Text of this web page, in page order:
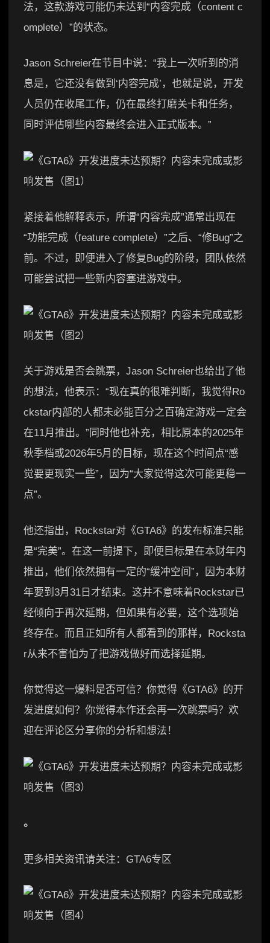
法，这款游戏可能仍未达到“内容完成（content c
omplete）”的状态。
Jason Schreier在节目中说：“我上一次听到的消
息是，它还没有做到‘内容完成’，也就是说，开发
人员仍在收尾工作，仍在最终打磨关卡和任务，
同时评估哪些内容最终会进入正式版本。”
紧接着他解释表示，所谓“内容完成”通常出现在
“功能完成（feature complete）”之后、“修Bug”之
前。不过，即便进入了修复Bug的阶段，团队依然
可能尝试把一些新内容塞进游戏中。
关于游戏是否会跳票，Jason Schreier也给出了他
的想法，他表示：“现在真的很难判断，我觉得Ro
ckstar内部的人都未必能百分之百确定游戏一定会
在11月推出。”同时他也补充，相比原本的2025年
秋季档或2026年5月的目标，现在这个时间点“感
觉要更现实一些”，因为“大家觉得这次可能更稳一
点”。
他还指出，Rockstar对《GTA6》的发布标准只能
是“完美”。在这一前提下，即便目标是在本财年内
推出，他们依然拥有一定的“缓冲空间”，因为本财
年要到3月31日才结束。这并不意味着Rockstar已
经倾向于再次延期，但如果有必要，这个选项始
终存在。而且正如所有人都看到的那样，Rocksta
r从来不害怕为了把游戏做好而选择延期。
你觉得这一爆料是否可信？你觉得《GTA6》的开
发进度如何？你觉得本作还会再一次跳票吗？欢
迎在评论区分享你的分析和想法！
。
更多相关资讯请关注：GTA6专区